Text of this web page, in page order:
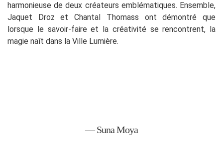
harmonieuse de deux créateurs emblématiques. Ensemble,
Jaquet Droz et Chantal Thomass ont démontré que
lorsque le savoir-faire et la créativité se rencontrent, la
magie naît dans la Ville Lumière.
— Suna Moya